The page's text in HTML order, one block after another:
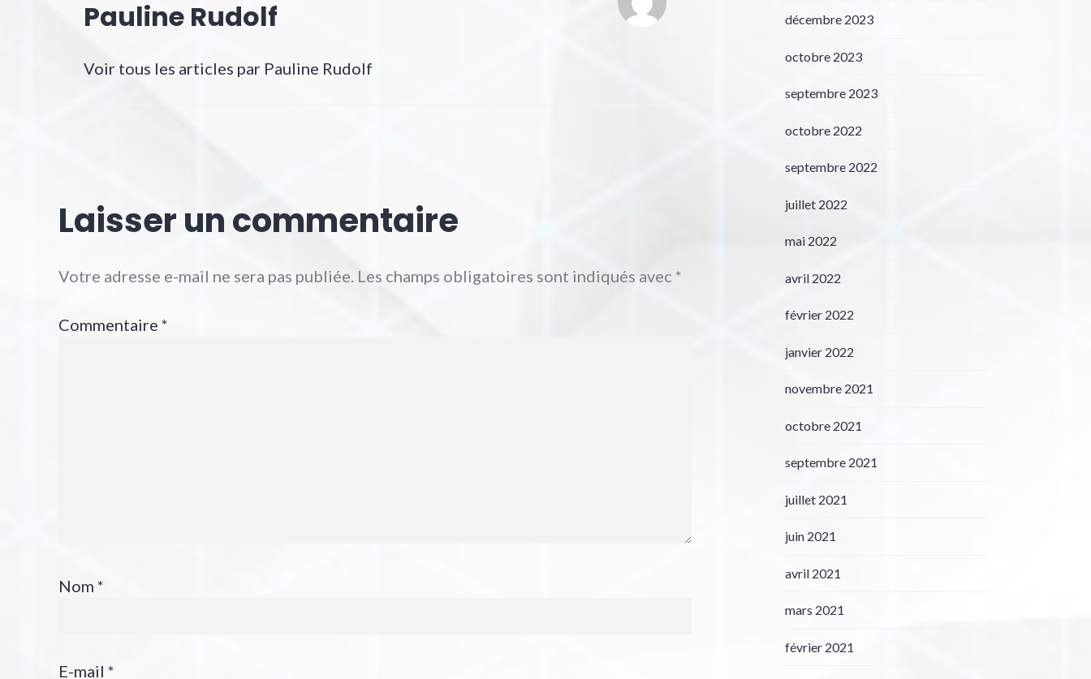
Pauline Rudolf
Voir tous les articles par Pauline Rudolf
Laisser un commentaire
Votre adresse e-mail ne sera pas publiée. Les champs obligatoires sont indiqués avec *
Commentaire *
Nom *
E-mail *
décembre 2023
octobre 2023
septembre 2023
octobre 2022
septembre 2022
juillet 2022
mai 2022
avril 2022
février 2022
janvier 2022
novembre 2021
octobre 2021
septembre 2021
juillet 2021
juin 2021
avril 2021
mars 2021
février 2021